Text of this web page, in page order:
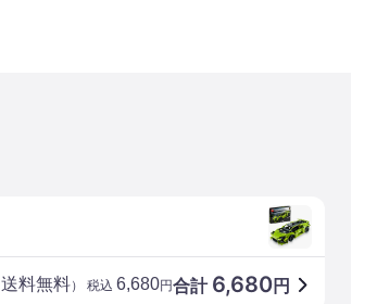
合計 6,680円
送料無料） 税込 6,680円